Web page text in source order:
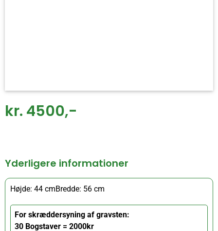
kr. 4500,-
Yderligere informationer
Højde: 44 cmBredde: 56 cm
For skræddersyning af gravsten:
30 Bogstaver = 2000kr